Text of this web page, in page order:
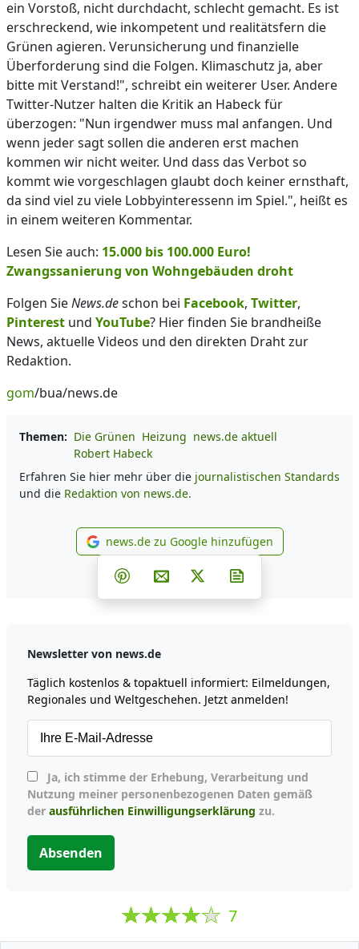
ein Vorstoß, nicht durchdacht, schlecht gemacht. Es ist
erschreckend, wie inkompetent und realitätsfern die
Grünen agieren. Verunsicherung und finanzielle
Überforderung sind die Folgen. Klimaschutz ja, aber
bitte mit Verstand!", schreibt ein weiterer User. Andere
Twitter-Nutzer halten die Kritik an Habeck für
überzogen: "Nun irgendwer muss mal anfangen. Und
wenn jeder sagt sollen die anderen erst machen
kommen wir nicht weiter. Und dass das Verbot so
kommt wie vorgeschlagen glaubt doch keiner ernsthaft,
da sind viel zu viele Lobbyinteressenn im Spiel.", heißt es
in einem weiteren Kommentar.
Lesen Sie auch: 15.000 bis 100.000 Euro!
Zwangssanierung von Wohngebäuden droht
Folgen SieNews.deschon bei Facebook, Twitter,
Pinterest und YouTube? Hier finden Sie brandheiße
News, aktuelle Videos und den direkten Draht zur
Redaktion.
gom/bua/news.de
Themen: Die Grünen Heizung news.de aktuell
Robert Habeck
Erfahren Sie hier mehr über die journalistischen Standards
und die Redaktion von news.de.
news.de zu Google
news.de zu Google hinzufügen
Teilen auf Facebook
Teilen auf Whatsapp
Teilen auf Telegram
Teilen auf Pinterest
Per E-Mail teilen
Post auf X
Newsletter von news.de
Täglich kostenlos & topaktuell informiert: Eilmeldungen,
Regionales und Weltgeschehen. Jetzt anmelden!
Nutzung meiner personenbezogenen Daten gemäß
der ausführlichen Einwilligungserklärung zu.
Absenden
7